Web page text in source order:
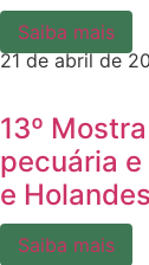
Saiba mais
21 de abril de
13º
pecuária
e
Saiba mais